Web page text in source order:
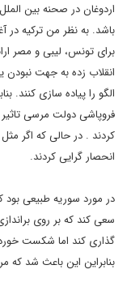
اردوغان در صحنه بین
باشد. به نظر من ترکیه
برای تونس، لیبی و مصر
انقلاب زده به جهت نبودن
الگو را پیاده سازی
فروپاشی دولت مرسی
کردند . در حالی که اگر
انحصار گرایی کردند.
در مورد سوریه طبیعی بود
سعی کند که بر روی
گذاری کند اما شکست
بنابراین این باعث شد که